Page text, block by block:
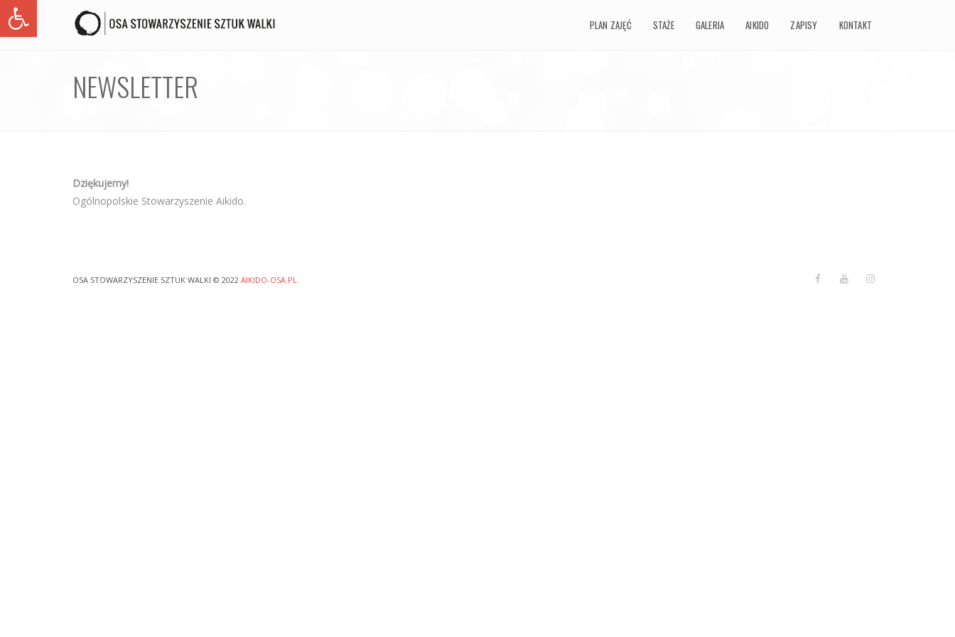
PLAN ZAJĘĆ STAŻE GALERIA AIKIDO ZAPISY KONTAKT
NEWSLETTER
Dziękujemy!
Ogólnopolskie Stowarzyszenie Aikido.
OSA STOWARZYSZENIE SZTUK WALKI © 2022 AIKIDO-OSA.PL.